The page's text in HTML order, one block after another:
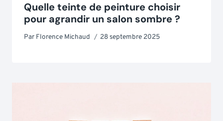
Quelle teinte de peinture choisir
pour agrandir un salon sombre ?
Par Florence Michaud 28 septembre 2025